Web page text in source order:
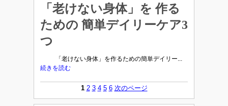
「老けない身体」を 作る
ための 簡単デイリーケア3
つ
「老けない身体」を作るための簡単デイリー...
続きを読む
1 2 3 4 5 6 次のページ